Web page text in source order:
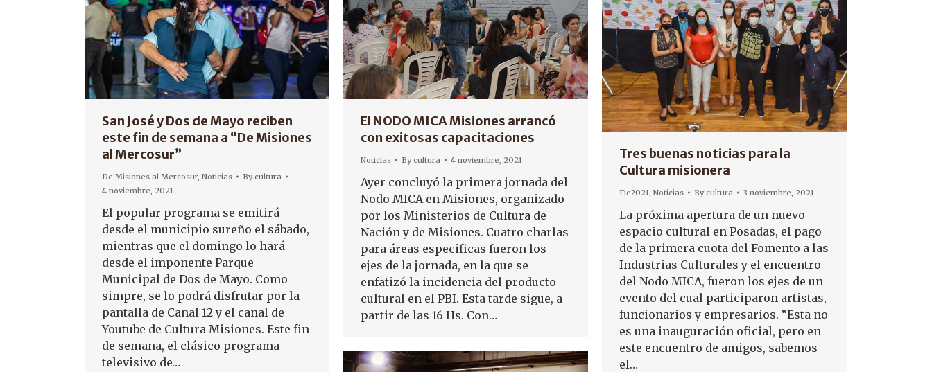
San José y Dos de Mayo reciben
este fin de semana a “De Misiones
al Mercosur”
De Misiones al Mercosur, Noticias Bycultura
4 noviembre, 2021
El popular programa se emitirá
desde el municipio sureño el sábado,
mientras que el domingo lo hará
desde el imponente Parque
Municipal de Dos de Mayo. Como
simpre, se lo podrá disfrutar por la
pantalla de Canal 12 y el canal de
Youtube de Cultura Misiones. Este fin
de semana, el clásico programa
televisivo de…
El NODO MICA Misiones arrancó
con exitosas capacitaciones
Noticias Bycultura 4 noviembre, 2021
Ayer concluyó la primera jornada del
Nodo MICA en Misiones, organizado
por los Ministerios de Cultura de
Nación y de Misiones. Cuatro charlas
para áreas especificas fueron los
ejes de la jornada, en la que se
enfatizó la incidencia del producto
cultural en el PBI. Esta tarde sigue, a
partir de las 16 Hs. Con…
Tres buenas noticias para la
Cultura misionera
Fic2021 Noticias Bycultura 3 noviembre, 2021
La próxima apertura de un nuevo
espacio cultural en Posadas, el pago
de la primera cuota del Fomento a las
Industrias Culturales y el encuentro
del Nodo MICA, fueron los ejes de un
evento del cual participaron artistas,
funcionarios y empresarios. “Esta no
es una inauguración oficial, pero en
este encuentro de amigos, sabemos
el…